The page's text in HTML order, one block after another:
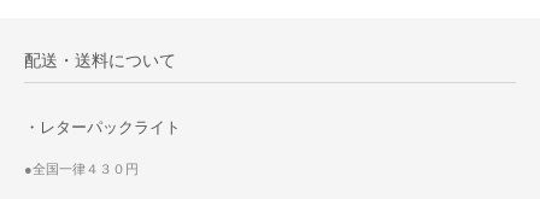
配送・送料について
・レターパックライト
●全国一律４３０円